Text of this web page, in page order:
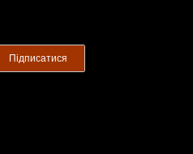
Підписатися